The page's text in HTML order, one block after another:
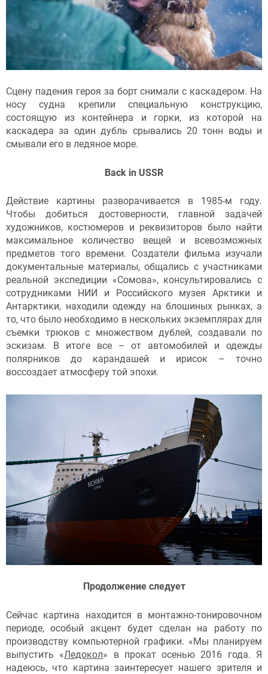
Сцену падения героя за борт снимали с каскадером. На
носу судна крепили специальную конструкцию,
состоящую из контейнера и горки, из которой на
каскадера за один дубль срывались 20 тонн воды и
смывали его в ледяное море.
Back in USSR
Действие картины разворачивается в 1985-м году.
Чтобы добиться достоверности, главной задачей
художников, костюмеров и реквизиторов было найти
максимальное количество вещей и всевозможных
предметов того времени. Создатели фильма изучали
документальные материалы, общались с участниками
реальной экспедиции «Сомова», консультировались с
сотрудниками НИИ и Российского музея Арктики и
Антарктики, находили одежду на блошиных рынках, а
то, что было необходимо в нескольких экземплярах для
съемки трюков с множеством дублей, создавали по
эскизам. В итоге все – от автомобилей и одежды
полярников до карандашей и ирисок – точно
воссоздает атмосферу той эпохи.
Продолжение следует
Сейчас картина находится в монтажно-тонировочном
периоде, особый акцент будет сделан на работу по
производству компьютерной графики. «Мы планируем
выпустить «Ледокол» в прокат осенью 2016 года. Я
надеюсь, что картина заинтересует нашего зрителя и